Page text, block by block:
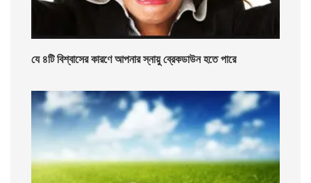
যে ৪টি বিশ্বাসের কারণে আপনার স্নায়ু ব্রেকডাউন হতে পারে